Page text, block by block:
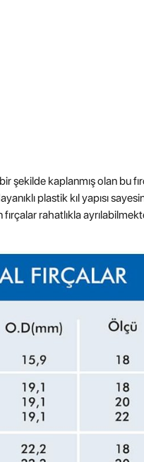
şekilde kaplanmış olan bu
plastik kıl yapısı
fırçalar rahatlıkla